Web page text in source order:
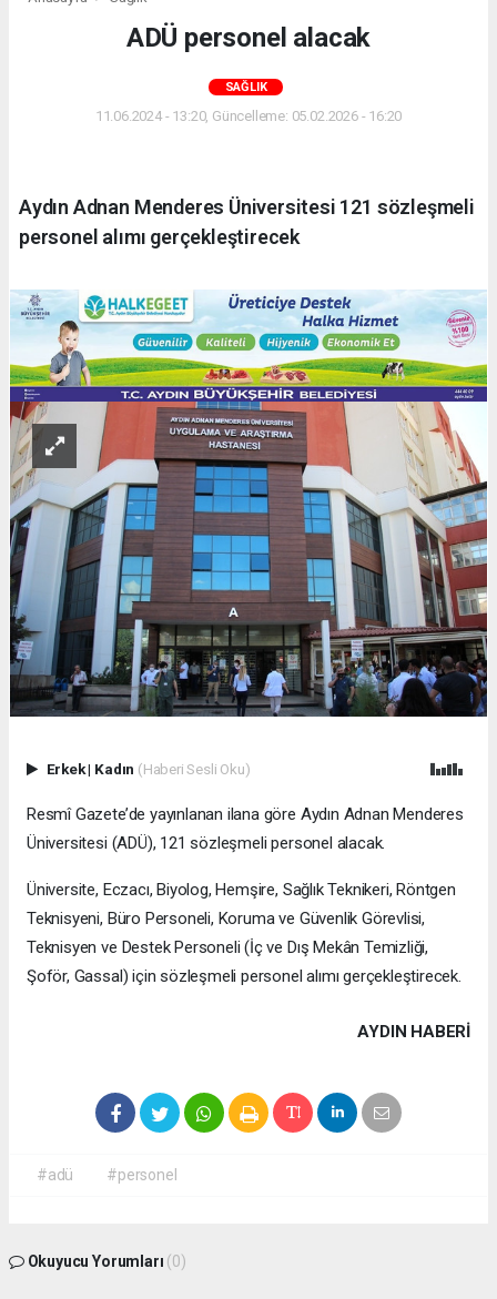
ADÜ personel alacak
SAĞLIK
11.06.2024 - 13:20, Güncelleme: 05.02.2026 - 16:20
Aydın Adnan Menderes Üniversitesi 121 sözleşmeli
personel alımı gerçekleştirecek
Erkek| Kadın (Haberi Sesli Oku)
Resmî Gazete’de yayınlanan ilana göre Aydın Adnan Menderes
Üniversitesi (ADÜ), 121 sözleşmeli personel alacak.
Üniversite, Eczacı, Biyolog, Hemşire, Sağlık Teknikeri, Röntgen
Teknisyeni, Büro Personeli, Koruma ve Güvenlik Görevlisi,
Teknisyen ve Destek Personeli (İç ve Dış Mekân Temizliği,
Şoför, Gassal) için sözleşmeli personel alımı gerçekleştirecek.
AYDIN HABERİ
#adü #personel
Okuyucu Yorumları (0)